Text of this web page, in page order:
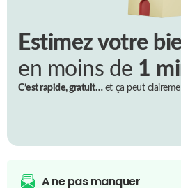
Estimez votre
en moins de 1
C’est rapide, gratuit…et ça peut
A ne pas manquer